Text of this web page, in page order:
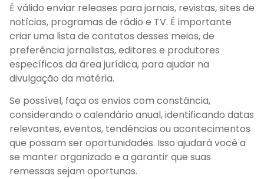
É válido enviar releases para jornais, revistas, sites de
notícias, programas de rádio e TV. É importante
criar uma lista de contatos desses meios, de
preferência jornalistas, editores e produtores
específicos da área jurídica, para ajudar na
divulgação da matéria.
Se possível, faça os envios com constância,
considerando o calendário anual, identificando datas
relevantes, eventos, tendências ou acontecimentos
que possam ser oportunidades. Isso ajudará você a
se manter organizado e a garantir que suas
remessas sejam oportunas.